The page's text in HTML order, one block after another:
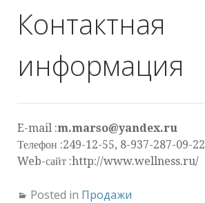
Контактная
информация
E-mail :m.marso@yandex.ru
Телефон :249-12-55, 8-937-287-09-22
Web-сайт :http://www.wellness.ru/
Posted in Продажи